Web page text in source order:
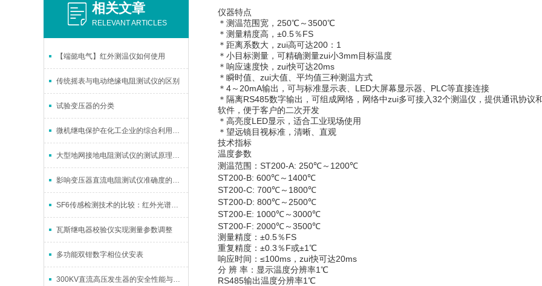
相关文章
RELEVANT ARTICLES
【端懿电气】红外测温仪如何使用
传统摇表与电动绝缘电阻测试仪的区别
试验变压器的分类
微机继电保护在化工企业的综合利用和研究
大型地网接地电阻测试仪的测试原理和使用注意事项
影响变压器直流电阻测试仪准确度的因素有哪些？
SF6传感检测技术的比较：红外光谱吸收技术
瓦斯继电器校验仪实现测量参数调整
多功能双钳数字相位伏安表
300KV直流高压发生器的安全性能与操作注意事项介绍
仪器特点
＊测温范围宽，250℃～3500℃
＊测量精度高，±0.5％FS
＊距离系数大，zui高可达200：1
＊小目标测量，可精确测量zui小3mm目标温度
＊响应速度快，zui快可达20ms
＊瞬时值、zui大值、平均值三种测温方式
＊4～20mA输出，可与标准显示表、LED大屏幕显示器、PLC等直接连接
＊隔离RS485数字输出，可组成网络，网络中zui多可接入32个测温仪，提供通讯协议
软件，便于客户的二次开发
＊高亮度LED显示，适合工业现场使用
＊望远镜目视标准，清晰、直观
技术指标
温度参数
测温范围：ST200-A: 250℃～1200℃
ST200-B: 600℃～1400℃
ST200-C: 700℃～1800℃
ST200-D: 800℃～2500℃
ST200-E: 1000℃～3000℃
ST200-F: 2000℃～3500℃
测量精度：±0.5％FS
重复精度：±0.3％F或±1℃
响应时间：≤100ms，zui快可达20ms
分 辨 率：显示温度分辨率1℃
RS485输出温度分辨率1℃